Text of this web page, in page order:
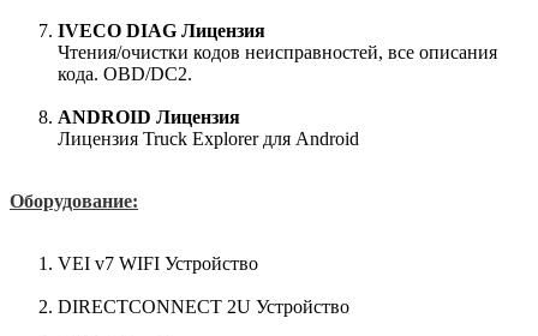
IVECO DIAG Лицензия
Чтения/очистки кодов неисправностей, все описания
кода. OBD/DC2.
ANDROID Лицензия
Лицензия Truck Explorer для Android
Оборудование:
VEI v7 WIFI Устройство
DIRECTCONNECT 2U Устройство